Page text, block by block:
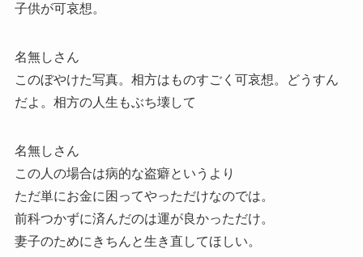
子供が可哀想。
名無しさん
このぼやけた写真。相方はものすごく可哀想。どうすん
だよ。相方の人生もぶち壊して
名無しさん
この人の場合は病的な盗癖というより
ただ単にお金に困ってやっただけなのでは。
前科つかずに済んだのは運が良かっただけ。
妻子のためにきちんと生き直してほしい。